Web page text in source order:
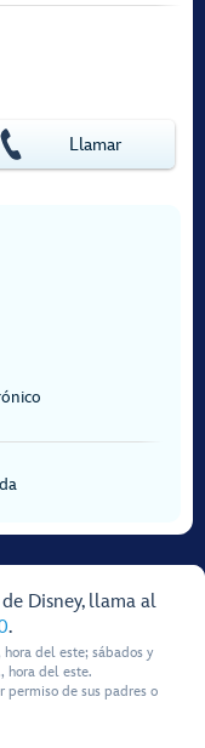
Llamar
Disney, llama al
.
del este; sábados y
hora del este.
permiso de sus padres o